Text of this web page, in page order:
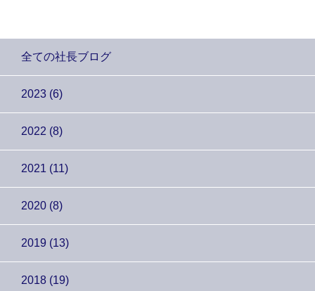
全ての社長ブログ
2023 (6)
2022 (8)
2021 (11)
2020 (8)
2019 (13)
2018 (19)